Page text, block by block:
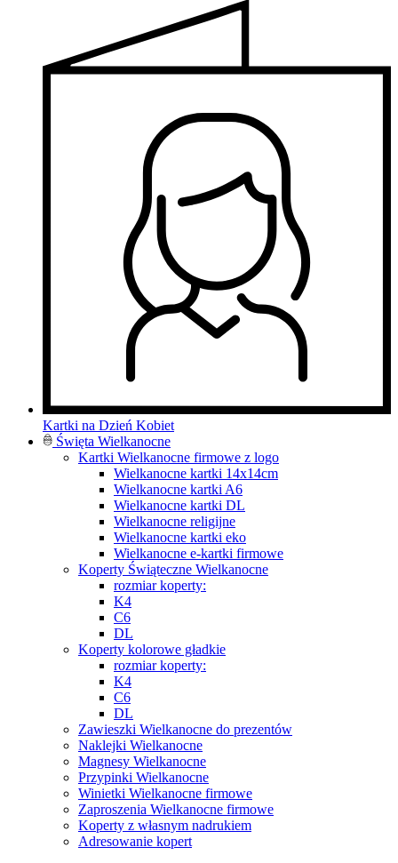
Kartki na Dzień Kobiet
Święta Wielkanocne
Kartki Wielkanocne firmowe z logo
Wielkanocne kartki 14x14cm
Wielkanocne kartki A6
Wielkanocne kartki DL
Wielkanocne religijne
Wielkanocne kartki eko
Wielkanocne e-kartki firmowe
Koperty Świąteczne Wielkanocne
rozmiar koperty:
K4
C6
DL
Koperty kolorowe gładkie
rozmiar koperty:
K4
C6
DL
Zawieszki Wielkanocne do prezentów
Naklejki Wielkanocne
Magnesy Wielkanocne
Przypinki Wielkanocne
Winietki Wielkanocne firmowe
Zaproszenia Wielkanocne firmowe
Koperty z własnym nadrukiem
Adresowanie kopert